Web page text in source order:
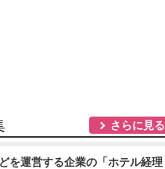
さらに見る
を運営する企業の「ホテル経理